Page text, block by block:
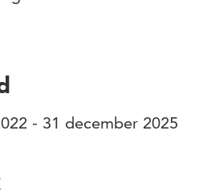
- 31 december 2025